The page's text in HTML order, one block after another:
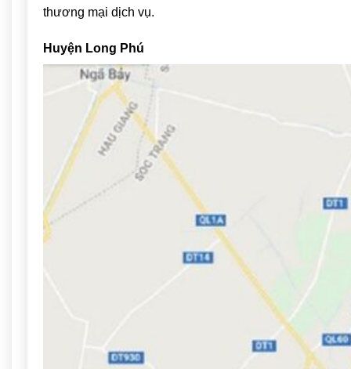
thương mại dịch vụ.
Huyện Long Phú